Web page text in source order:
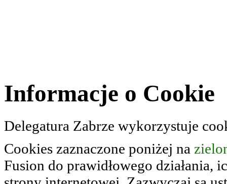
Informacje o Cookie
Delegatura Zabrze wykorzystuje
Cookies zaznaczone poniżej na
Fusion do prawidłowego działania,